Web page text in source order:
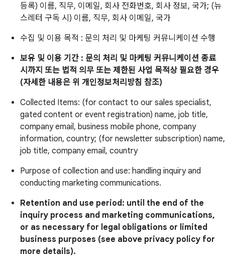
등록) 이름, 직무, 이메일, 회사 전화번호, 회사 정보, 국가; (뉴
스레터 구독 시) 이름, 직무, 회사 이메일, 국가
수집 및 이용 목적 : 문의 처리 및 마케팅 커뮤니케이션 수행
보유 및 이용 기간 : 문의 처리 및 마케팅 커뮤니케이션 종료
시까지 또는 법적 의무 또는 제한된 사업 목적상 필요한 경우
(자세한 내용은 위 개인정보처리방침 참조)
Collected Items: (for contact to our sales specialist,
gated content or event registration) name, job title,
company email, business mobile phone, company
information, country; (for newsletter subscription) name,
job title, company email, country
Purpose of collection and use: handling inquiry and
conducting marketing communications.
Retention and use period: until the end of the
inquiry process and marketing communications,
or as necessary for legal obligations or limited
business purposes (see above privacy policy for
more details).